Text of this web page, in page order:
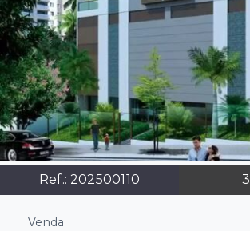
Ref.: 202500110
Venda